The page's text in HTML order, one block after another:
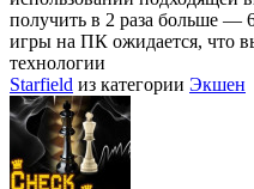
получить в 2 раза больше —
игры на ПК ожидается, что
технологии
Starfield из категории Экшен